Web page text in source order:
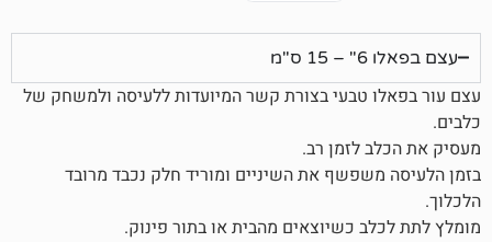
בצורת קשר המיועדות ללעיסה ולמשחק של
רב.
את השיניים ומוריד חלק נכבד מרובד
כשיוצאים מהבית או בתור פינוק.